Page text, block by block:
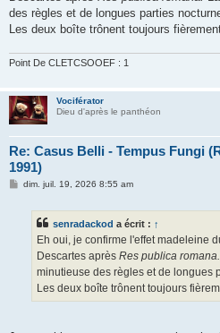
des règles et de longues parties
Les deux boîte trônent toujours
Point De CLETCSOOEF : 1
Vociférator
Dieu d'après le panthéon
Re: Casus Belli - Tempus Fungi
1991)
Mdim. juil. 19, 2026 8:55 am
senradackod a écrit : ↑
Eh oui, je confirme l'effet madeleine
Descartes après Res publica romana.
minutieuse des règles et de longues
Les deux boîte trônent toujours